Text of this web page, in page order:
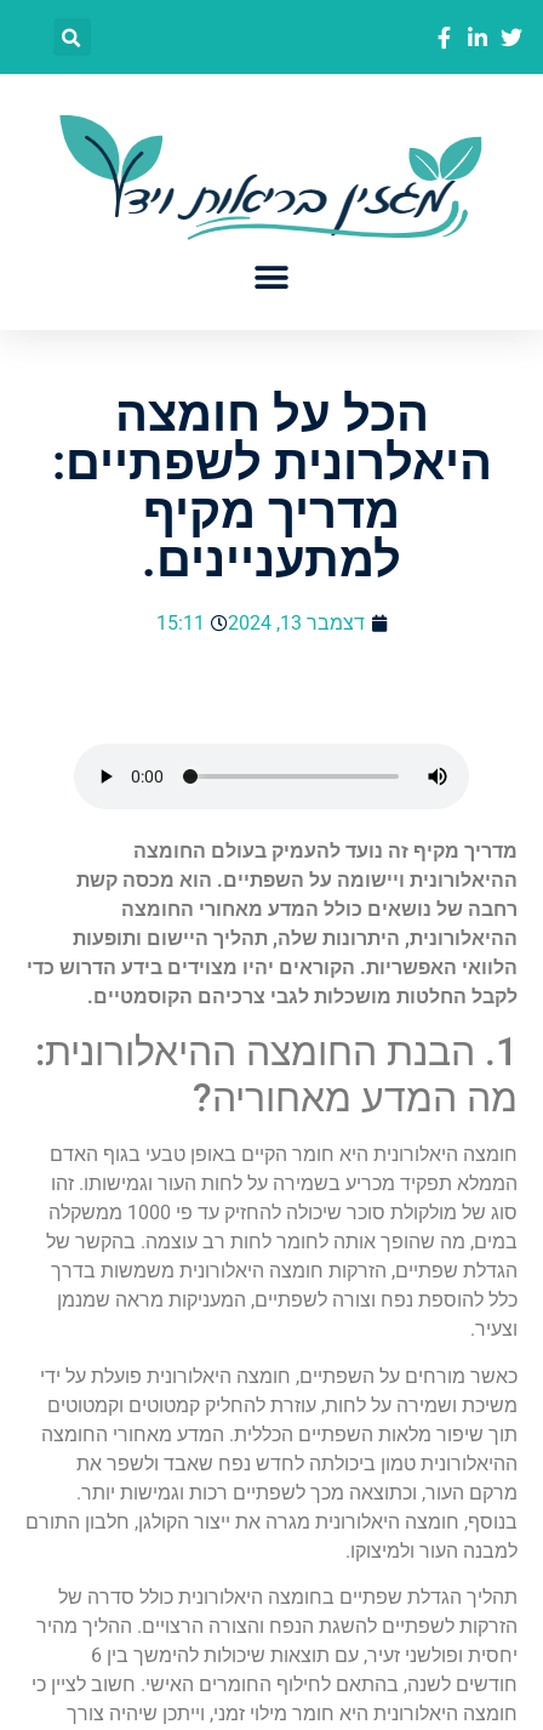
הכל על חומצה
היאלרונית לשפתיים:
מדריך מקיף
למתעניינים.
דצמבר 13, 2024 15:11
מדריך מקיף זה נועד להעמיק בעולם החומצה
ההיאלורונית ויישומה על השפתיים. הוא מכסה קשת
רחבה של נושאים כולל המדע מאחורי החומצה
ההיאלורונית, היתרונות שלה, תהליך היישום ותופעות
הלוואי האפשריות. הקוראים יהיו מצוידים בידע הדרוש כדי
לקבל החלטות מושכלות לגבי צרכיהם הקוסמטיים.
1. הבנת החומצה ההיאלורונית:
מה המדע מאחוריה?
חומצה היאלורונית היא חומר הקיים באופן טבעי בגוף האדם
הממלא תפקיד מכריע בשמירה על לחות העור וגמישותו. זהו
סוג של מולקולת סוכר שיכולה להחזיק עד פי 1000 ממשקלה
במים, מה שהופך אותה לחומר לחות רב עוצמה. בהקשר של
הגדלת שפתיים, הזרקות חומצה היאלורונית משמשות בדרך
כלל להוספת נפח וצורה לשפתיים, המעניקות מראה שמנמן
וצעיר.
כאשר מורחים על השפתיים, חומצה היאלורונית פועלת על ידי
משיכת ושמירה על לחות, עוזרת להחליק קמטוטים וקמטוטים
תוך שיפור מלאות השפתיים הכללית. המדע מאחורי החומצה
ההיאלורונית טמון ביכולתה לחדש נפח שאבד ולשפר את
מרקם העור, וכתוצאה מכך לשפתיים רכות וגמישות יותר.
בנוסף, חומצה היאלורונית מגרה את ייצור הקולגן, חלבון התורם
למבנה העור ולמיצוקו.
תהליך הגדלת שפתיים בחומצה היאלורונית כולל סדרה של
הזרקות לשפתיים להשגת הנפח והצורה הרצויים. ההליך מהיר
יחסית ופולשני זעיר, עם תוצאות שיכולות להימשך בין 6
חודשים לשנה, בהתאם לחילוף החומרים האישי. חשוב לציין כי
חומצה היאלורונית היא חומר מילוי זמני, וייתכן שיהיה צורך